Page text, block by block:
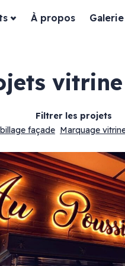
Habillage
Devanture
Devanture
Devanture
À propos Galerie
Filtrer les projets
façade Marquage